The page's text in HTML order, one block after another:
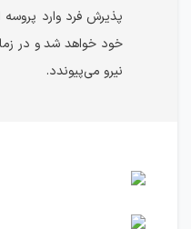
پذیرش فرد وارد
خود خواهد شد و در
نیرو می‌پیوندد.